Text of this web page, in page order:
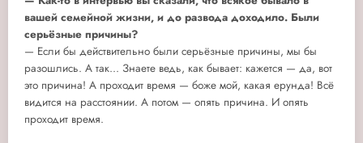
вашей семейной жизни, и до развода доходило. Были
серьёзные причины?
— Если бы действительно были серьёзные причины, мы бы
разошлись. А так... Знаете ведь, как бывает: кажется — да, вот
это причина! А проходит время — боже мой, какая ерунда! Всё
видится на расстоянии. А потом — опять причина. И опять
проходит время.